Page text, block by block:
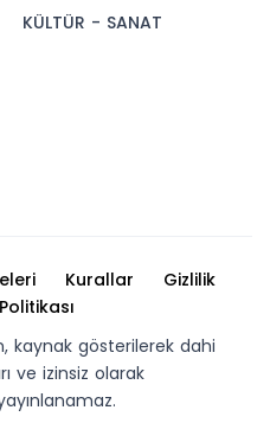
KÜLTÜR - SANAT
Kurallar
Gizlilik
kaynak gösterilerek dahi
ve izinsiz olarak